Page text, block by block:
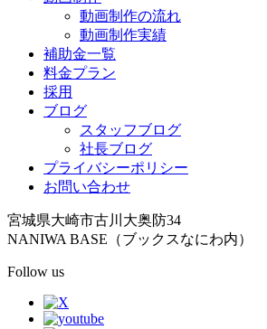
動画制作の流れ
動画制作実績
補助金一覧
料金プラン
採用
ブログ
スタッフブログ
社長ブログ
プライバシーポリシー
お問い合わせ
宮城県大崎市古川大奥防34
NANIWA BASE（ブックスなにわ内）
Follow us